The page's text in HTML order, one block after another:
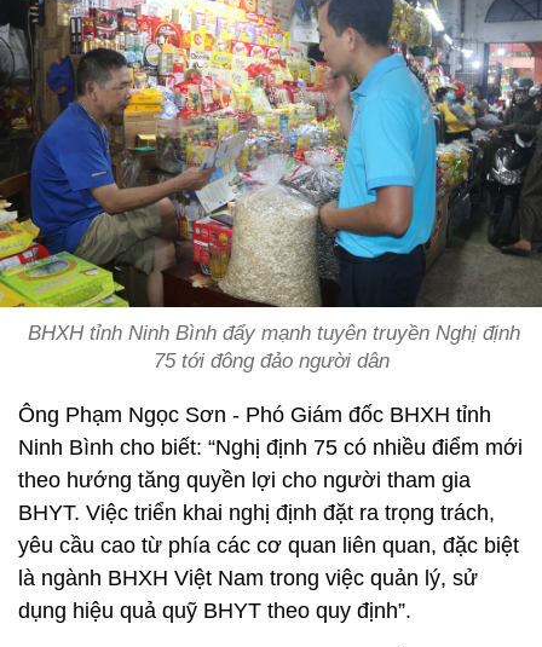
BHXH tỉnh Ninh Bình đẩy mạnh tuyên truyền Nghị định
75 tới đông đảo người dân
Ông Phạm Ngọc Sơn - Phó Giám đốc BHXH tỉnh
Ninh Bình cho biết: “Nghị định 75 có nhiều điểm mới
theo hướng tăng quyền lợi cho người tham gia
BHYT. Việc triển khai nghị định đặt ra trọng trách,
yêu cầu cao từ phía các cơ quan liên quan, đặc biệt
là ngành BHXH Việt Nam trong việc quản lý, sử
dụng hiệu quả quỹ BHYT theo quy định”.